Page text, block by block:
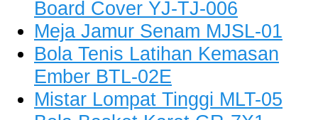
Board Cover YJ-TJ-006
Meja Jamur Senam MJSL-01
Bola Tenis Latihan Kemasan
Ember BTL-02E
Mistar Lompat Tinggi MLT-05